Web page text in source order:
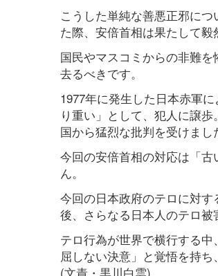
こうした単純な善悪正邪に
た際、安倍首相は果たして毅
国民やマスコミからの非難
去るべきです。
1977年に発生した日本赤軍
り重い」として、犯人に譲
国から猛烈な批判を受けまし
今回の安倍首相の対応は「
ん。
今回の日本政府のテロに対
後、さらなる日本人のテロ被
テロ行為が世界で横行する
屈しない決意」と覚悟を持
(文責・黒川白雲)